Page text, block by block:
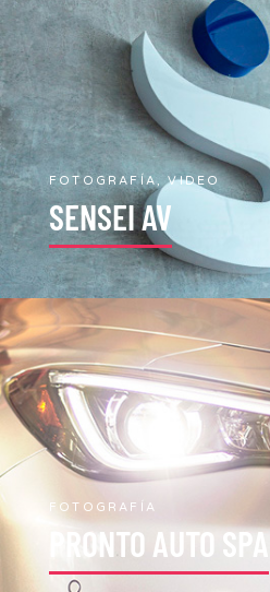
FOTOGRAFÍA, VIDEO
SENSEI AV
FOTOGRAFÍA
PRONTO AUTO SPA